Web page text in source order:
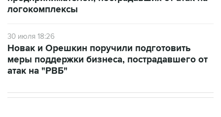
логокомплексы
30 июля 18:26
Новак и Орешкин поручили подготовить
меры поддержки бизнеса, пострадавшего от
атак на "РВБ"